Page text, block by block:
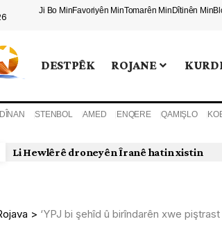
Ji Bo MinFavoriyên MinTomarên Min Dîtinên Min
DESTPÊK ROJANE
STENBOL AMED ENQERE QAMIŞLO
Li Hewlêrê droneyên Îranê hatin xistin
> ‘YPJ bi şehîd û birîndarên xwe